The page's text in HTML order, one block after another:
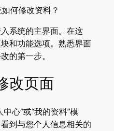
系统的主界面。在这
和功能选项。熟悉界面
的第一步。
改页面
心”或“我的资料”模
到与您个人信息相关的